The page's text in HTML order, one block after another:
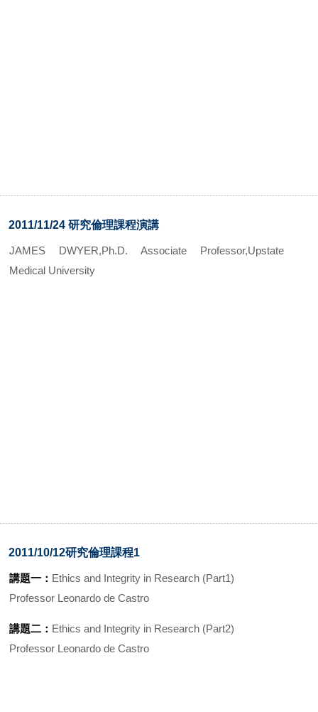
2011/11/24 研究倫理課程演講
JAMES DWYER,Ph.D. Associate Professor,Upstate
Medical University
2011/10/12研究倫理課程1
講題一： Ethics and Integrity in Research (Part1)
Professor Leonardo de Castro
講題二： Ethics and Integrity in Research (Part2)
Professor Leonardo de Castro